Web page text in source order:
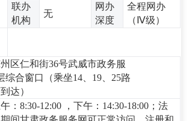
联办
机构
无
网办
深度
全程网办
（Ⅳ级）
区仁和街36号武威市政务服
综合窗口（乘坐14、19、25路
达）
：8:30-12:00 ，下午：14:30-18:00；法